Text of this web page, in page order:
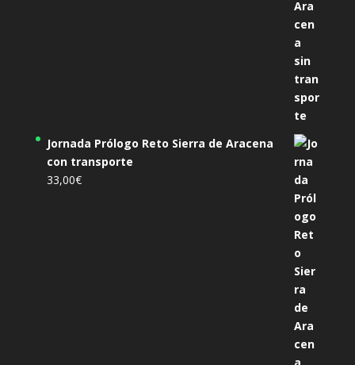
Jornada Prólogo Reto Sierra de Aracena
con transporte
33,00€